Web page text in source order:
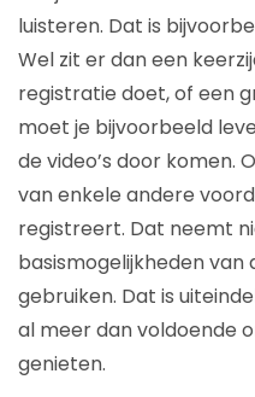
luisteren. Dat is
Wel zit er dan een
registratie doet, of een
moet je bijvoorbeeld
de video’s door komen.
van enkele andere
registreert. Dat neemt
basismogelijkheden van
gebruiken. Dat is
al meer dan voldoende
genieten.